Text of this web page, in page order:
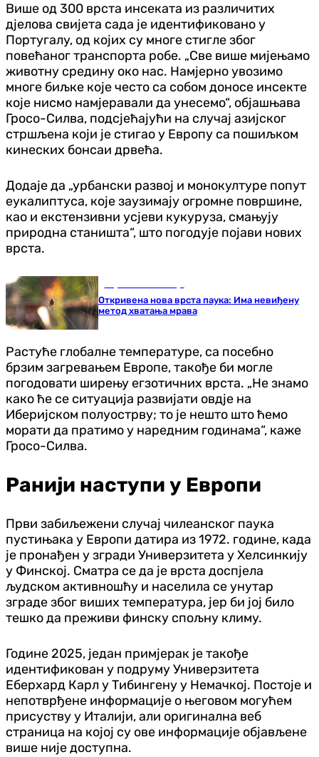
Више од 300 врста инсеката из различитих
дјелова свијета сада је идентификовано у
Португалу, од којих су многе стигле због
повећаног транспорта робе. „Све више мијењамо
животну средину око нас. Намјерно увозимо
многе биљке које често са собом доносе инсекте
које нисмо намјеравали да унесемо“, објашњава
Гросо-Силва, подсјећајући на случај азијског
стршљена који је стигао у Европу са пошиљком
кинеских бонсаи дрвећа.
Додаје да „урбански развој и монокултуре попут
еукалиптуса, које заузимају огромне површине,
као и екстензивни усјеви кукуруза, смањују
природна станишта“, што погодује појави нових
врста.
Откривена нова врста паука: Има невиђену
метод хватања мрава
Растуће глобалне температуре, са посебно
брзим загревањем Европе, такође би могле
погодовати ширењу егзотичних врста. „Не знамо
како ће се ситуација развијати овдје на
Иберијском полуострву; то је нешто што ћемо
морати да пратимо у наредним годинама“, каже
Гросо-Силва.
Ранији наступи у Европи
Први забиљежени случај чилеанског паука
пустињака у Европи датира из 1972. године, када
је пронађен у згради Универзитета у Хелсинкију
у Финској. Сматра се да је врста доспјела
људском активношћу и населила се унутар
зграде због виших температура, јер би јој било
тешко да преживи финску спољну климу.
Године 2025, један примјерак је такође
идентификован у подруму Универзитета
Еберхард Карл у Тибингену у Немачкој. Постоје и
непотврђене информације о његовом могућем
присуству у Италији, али оригинална веб
страница на којој су ове информације објављене
више није доступна.